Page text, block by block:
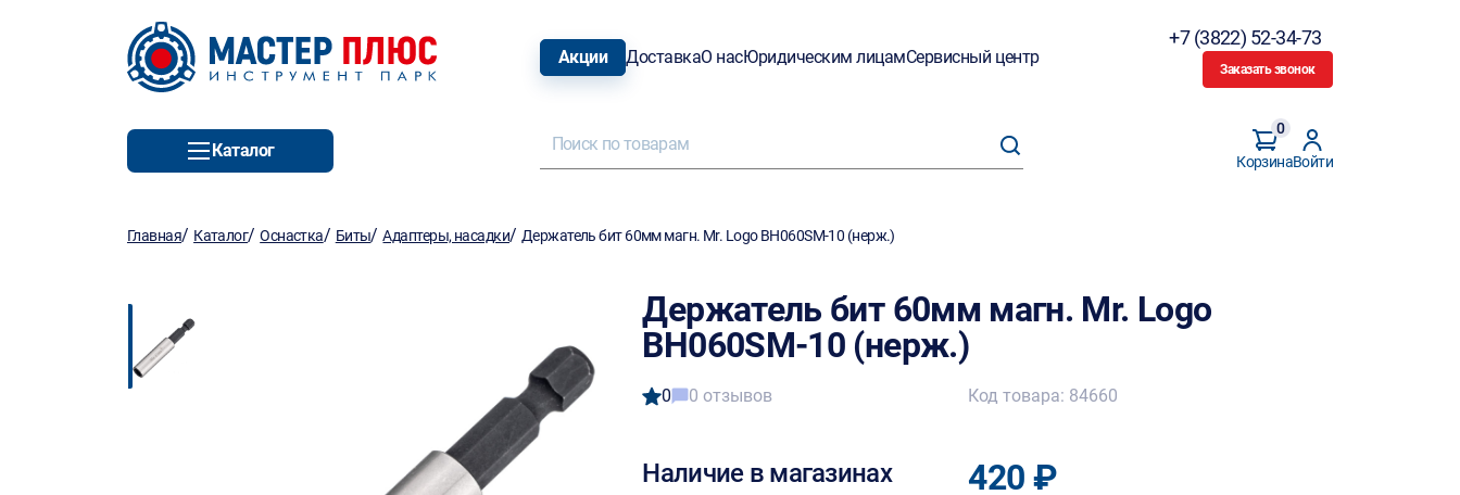
Акции ДоставкаО насЮридическим лицамСервисный центр
+7 (3822) 52-34-73
Заказать звонок
Каталог
Корзина
0
Войти
Главная/ Каталог/Оснастка/ Биты/Адаптеры, насадки/ Держатель бит 60мм магн. Mr. Logo BH060SM-10 (нерж.)
Держатель бит 60мм магн. Mr. Logo
BH060SM-10 (нерж.)
0 0 отзывов
Наличие в магазинах
Код товара: 84660
420 ₽